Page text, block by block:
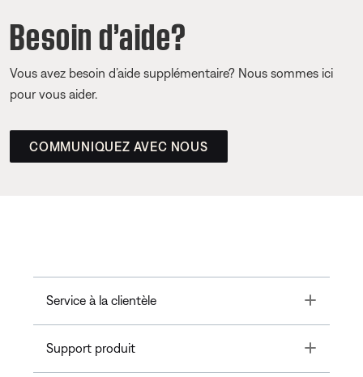
Besoin d’aide?
Vous avez besoin d’aide supplémentaire? Nous sommes ici
pour vous aider.
COMMUNIQUEZ AVEC NOUS
Service à la clientèle Toggle
Support produit Toggle